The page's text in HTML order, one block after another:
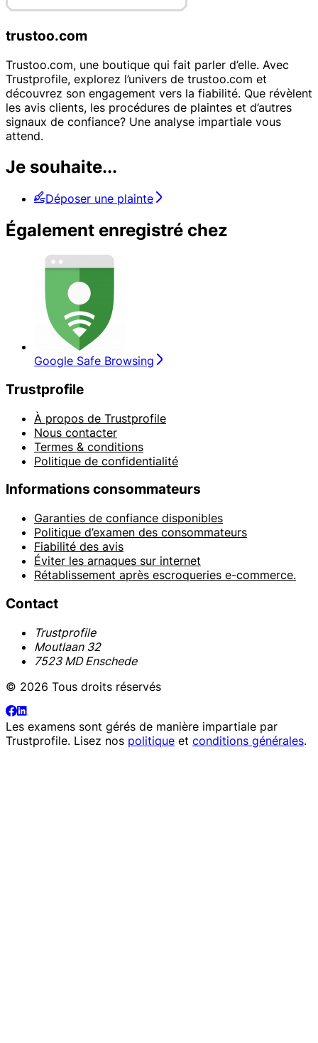
trustoo.com
Trustoo.com, une boutique qui fait parler d’elle. Avec
Trustprofile, explorez l’univers de trustoo.com et
découvrez son engagement vers la fiabilité. Que révèlent
les avis clients, les procédures de plaintes et d’autres
signaux de confiance? Une analyse impartiale vous
attend.
Je souhaite...
Déposer une plainte
Également enregistré chez
Google Safe Browsing
Trustprofile
À propos de Trustprofile
Nous contacter
Termes & conditions
Politique de confidentialité
Informations consommateurs
Garanties de confiance disponibles
Politique d’examen des consommateurs
Fiabilité des avis
Éviter les arnaques sur internet
Rétablissement après escroqueries e-commerce.
Contact
Trustprofile
Moutlaan 32
7523 MD Enschede
© 2026 Tous droits réservés
Les examens sont gérés de manière impartiale par
Trustprofile. Lisez nos politique et conditions générales.